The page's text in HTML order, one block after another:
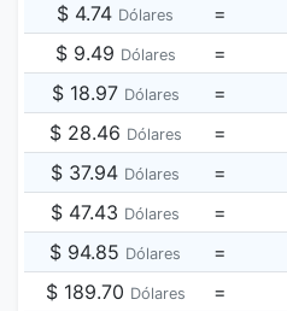
$ 4.74 Dólares =
$ 9.49 Dólares =
$ 18.97 Dólares =
$ 28.46 Dólares =
$ 37.94 Dólares =
$ 47.43 Dólares =
$ 94.85 Dólares =
$ 189.70 Dólares =